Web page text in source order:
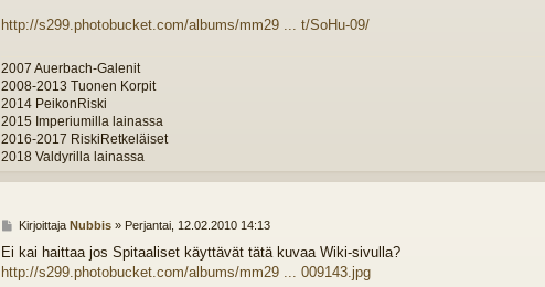
http://s299.photobucket.com/albums/mm29 ... t/SoHu-09/
2007 Auerbach-Galenit
2008-2013 Tuonen Korpit
2014 PeikonRiski
2015 Imperiumilla lainassa
2016-2017 RiskiRetkeläiset
2018 Valdyrilla lainassa
V
e
s
Kirjoittaja Nubbis» Perjantai, 12.02.2010 14:13
Ei kai haittaa jos Spitaaliset käyttävät tätä kuvaa Wiki-sivulla?
http://s299.photobucket.com/albums/mm29 ... 009143.jpg